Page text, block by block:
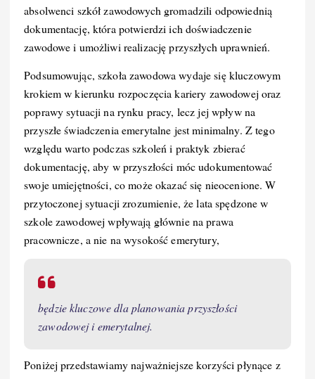
absolwenci szkół zawodowych gromadzili odpowiednią
dokumentację, która potwierdzi ich doświadczenie
zawodowe i umożliwi realizację przyszłych uprawnień.
Podsumowując, szkoła zawodowa wydaje się kluczowym
krokiem w kierunku rozpoczęcia kariery zawodowej oraz
poprawy sytuacji na rynku pracy, lecz jej wpływ na
przyszłe świadczenia emerytalne jest minimalny. Z tego
względu warto podczas szkoleń i praktyk zbierać
dokumentację, aby w przyszłości móc udokumentować
swoje umiejętności, co może okazać się nieocenione. W
przytoczonej sytuacji zrozumienie, że lata spędzone w
szkole zawodowej wpływają głównie na prawa
pracownicze, a nie na wysokość emerytury,
będzie kluczowe dla planowania przyszłości
zawodowej i emerytalnej.
Poniżej przedstawiamy najważniejsze korzyści płynące z